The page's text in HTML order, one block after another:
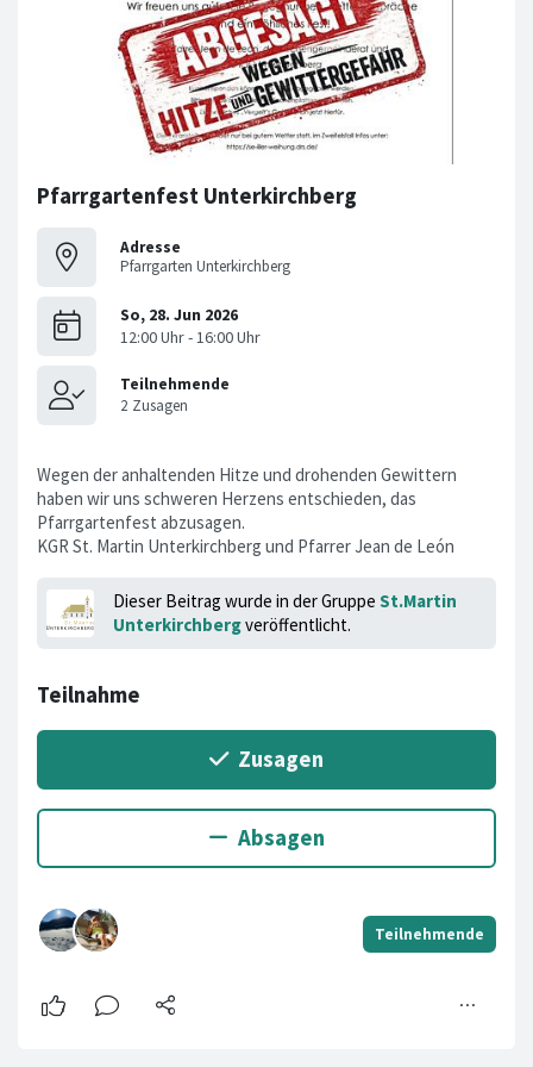
Pfarrgartenfest Unterkirchberg
Adresse
Pfarrgarten Unterkirchberg
Wegen der anhaltenden Hitze und drohenden Gewittern
haben wir uns schweren Herzens entschieden, das
Pfarrgartenfest abzusagen.
KGR St. Martin Unterkirchberg und Pfarrer Jean de León
Dieser Beitrag wurde in der Gruppe St.Martin
Unterkirchbergveröffentlicht.